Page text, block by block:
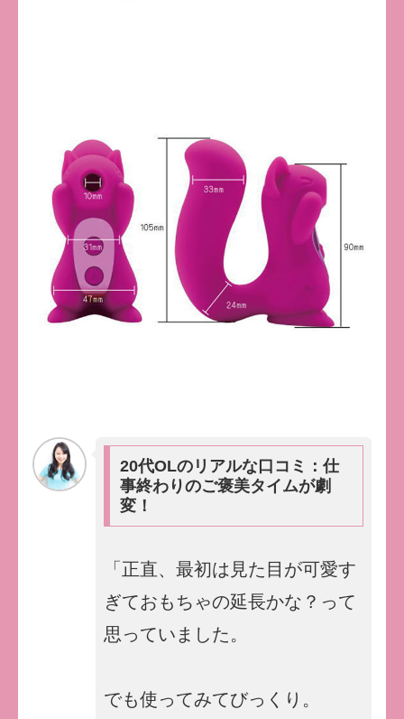
20代OLのリアルな口コミ：仕
事終わりのご褒美タイムが劇
変！
「正直、最初は見た目が可愛す
ぎておもちゃの延長かな？って
思っていました。
でも使ってみてびっくり。